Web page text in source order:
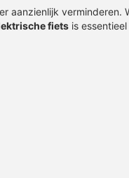
verminderen.
fiets is